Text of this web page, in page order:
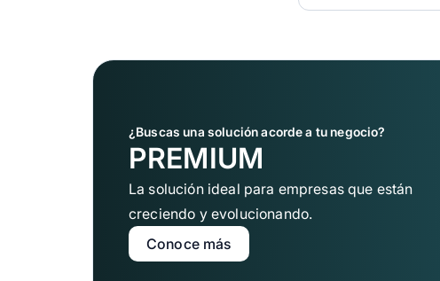
¿Buscas una solución acorde a tu negocio?
PREMIUM
La solución ideal para empresas que están
creciendo y evolucionando.
Conoce más